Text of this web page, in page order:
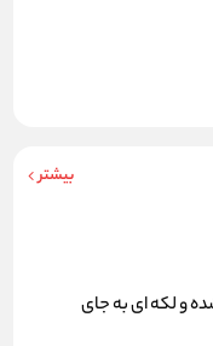
بیشتر
شده و لکه ای به جای